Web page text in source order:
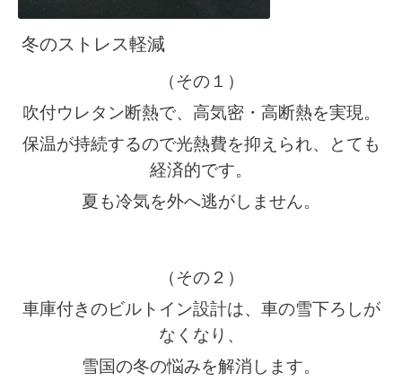
冬のストレス軽減
（その１）
吹付ウレタン断熱で、高気密・高断熱を実現。
保温が持続するので光熱費を抑えられ、とても
経済的です。
夏も冷気を外へ逃がしません。
（その２）
車庫付きのビルトイン設計は、車の雪下ろしが
なくなり、
雪国の冬の悩みを解消します。